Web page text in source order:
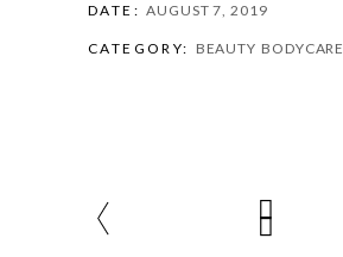
DATE: AUGUST 7, 2019
CATEGORY: BEAUTY BODYCARE